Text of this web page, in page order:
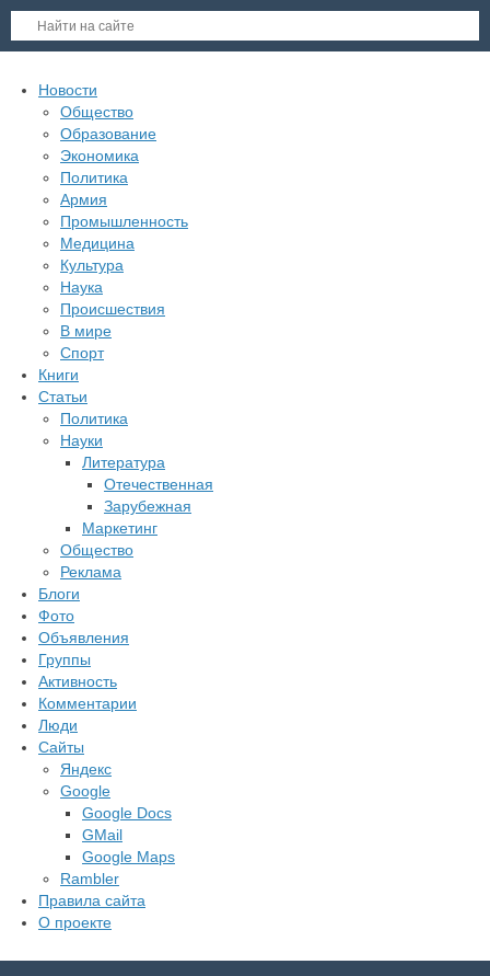
Новости
Общество
Образование
Экономика
Политика
Армия
Промышленность
Медицина
Культура
Наука
Происшествия
В мире
Спорт
Книги
Статьи
Политика
Науки
Литература
Отечественная
Зарубежная
Маркетинг
Общество
Реклама
Блоги
Фото
Объявления
Группы
Активность
Комментарии
Люди
Сайты
Яндекс
Google
Google Docs
GMail
Google Maps
Rambler
Правила сайта
О проекте